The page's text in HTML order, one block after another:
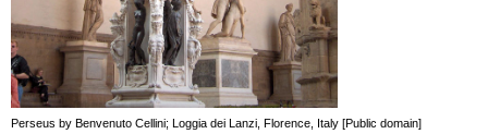
Perseus by Benvenuto Cellini; Loggia dei Lanzi, Florence, Italy [Public domain]